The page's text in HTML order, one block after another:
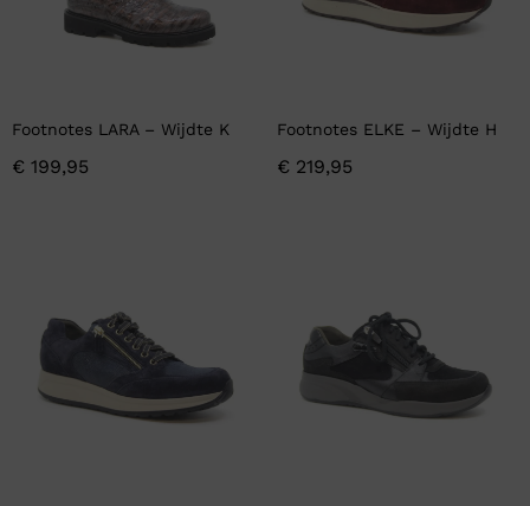
Footnotes LARA – Wijdte K
€ 199,95
Footnotes ELKE – Wijdte H
€ 219,95